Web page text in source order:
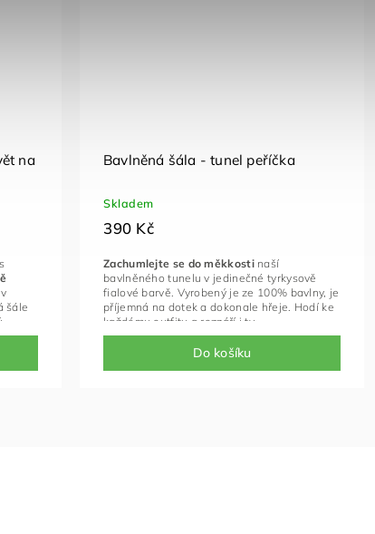
na
šále
Bavlněná šála - tunel peříčka
Skladem
390 Kč
Do košíku
Zachumlejte se do měkkostinaší
bavlněného tunelu v jedinečné tyrkysově
fialové barvě. Vyrobený je ze 100% bavlny, je
příjemná na dotek a dokonale hřeje. Hodí ke
každému outfitu a rozzáří i ty
nejzamračenější dny.